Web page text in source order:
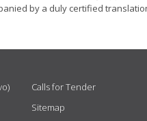
by a duly certified
Calls for Tender
Sitemap